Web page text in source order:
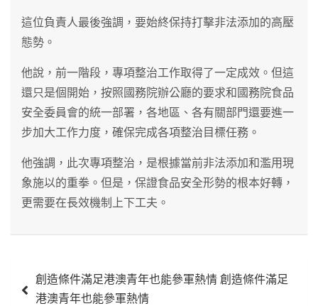
這位負責人最後強調，要始終保持打擊非法添加的高壓
態勢。
他說，前一階段，專項整治工作取得了一定成效。但這
還只是個開始，按照國務院辦公廳的要求和國務院食品
安全委員會的統一部署，各地區、各有關部門還要進一
步加大工作力度，確保完成各項整治目標任務。
他強調，此次專項整治，是根據當前非法添加和濫用現
象施以的重拳。但是，保證食品安全形勢的根本好轉，
更需要在長效機制上下工夫。
章 創造條件滿足港澳青年也能參軍熱情 創造條件滿足
港澳青年也能參軍熱情